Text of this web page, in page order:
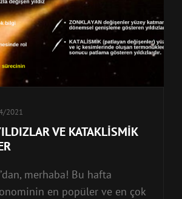
2021
VE KATAKLİSMİK
merhaba! Bu hafta
en popüler ve en çok